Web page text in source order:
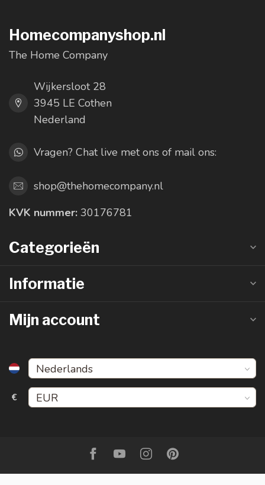
Homecompanyshop.nl
The Home Company
Wijkersloot 28
3945 LE Cothen
Nederland
Vragen? Chat live met ons of mail ons:
shop@thehomecompany.nl
KVK nummer: 30176781
Categorieën
Informatie
Mijn account
€